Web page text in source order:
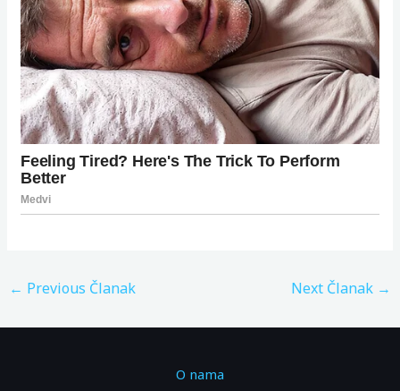
← Previous Članak Next Članak →
O nama